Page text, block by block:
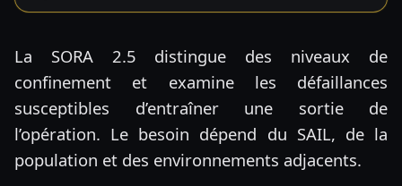
La SORA 2.5 distingue des niveaux de
confinement et examine les défaillances
susceptibles d’entraîner une sortie de
l’opération. Le besoin dépend du SAIL, de la
population et des environnements adjacents.